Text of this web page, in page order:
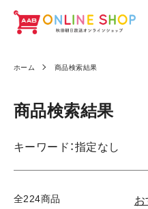
ホーム 商品検索結果
商品検索結果
キーワード：指定なし
全224商品